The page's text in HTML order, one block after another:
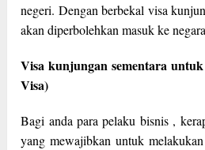
negeri. Dengan berbekal visa
akan diperbolehkan masuk ke
Visa kunjungan sementara
Visa)
Bagi anda para pelaku bisnis ,
yang mewajibkan untuk